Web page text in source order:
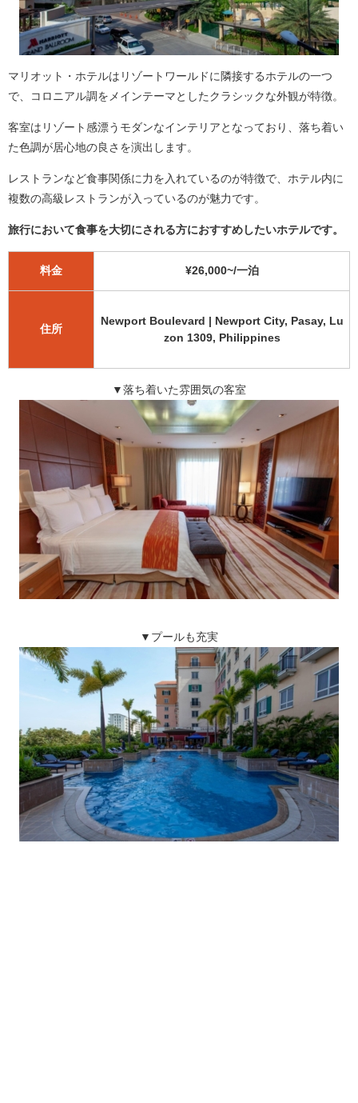
マリオット・ホテルはリゾートワールドに隣接するホテルの一つ
で、コロニアル調をメインテーマとしたクラシックな外観が特徴。
客室はリゾート感漂うモダンなインテリアとなっており、落ち着い
た色調が居心地の良さを演出します。
レストランなど食事関係に力を入れているのが特徴で、ホテル内に
複数の高級レストランが入っているのが魅力です。
旅行において食事を大切にされる方におすすめしたいホテルです。
料金 ¥26,000~/一泊
住所
Newport Boulevard | Newport City, Pasay, Lu
zon 1309, Philippines
▼落ち着いた雰囲気の客室
▼プールも充実